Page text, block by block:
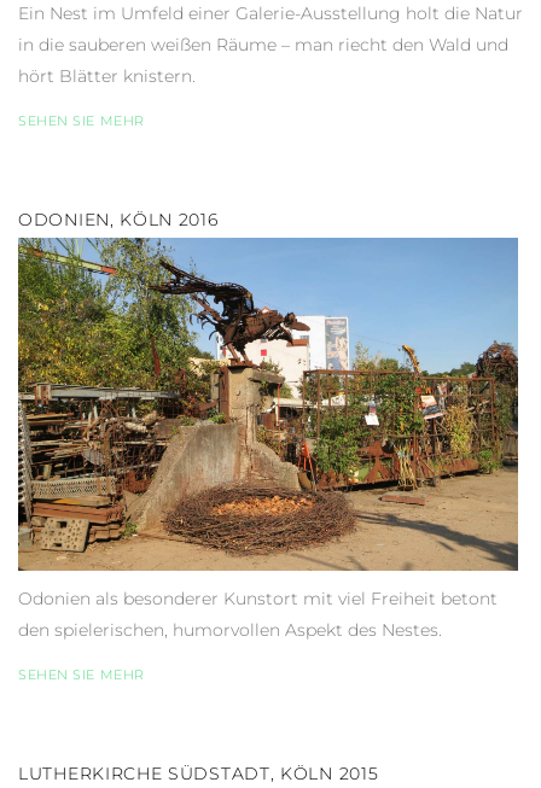
Ein Nest im Umfeld einer Galerie-Ausstellung holt die Natur
in die sauberen weißen Räume – man riecht den Wald und
hört Blätter knistern.
SEHEN SIE MEHR
ODONIEN, KÖLN 2016
Odonien als besonderer Kunstort mit viel Freiheit betont
den spielerischen, humorvollen Aspekt des Nestes.
SEHEN SIE MEHR
LUTHERKIRCHE SÜDSTADT, KÖLN 2015